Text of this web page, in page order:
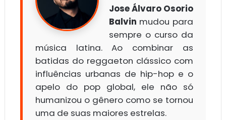
Jose Álvaro Osorio
Balvin mudou para
sempre o curso da
música latina. Ao combinar as
batidas do reggaeton clássico com
influências urbanas de hip-hop e o
apelo do pop global, ele não só
humanizou o gênero como se tornou
uma de suas maiores estrelas.